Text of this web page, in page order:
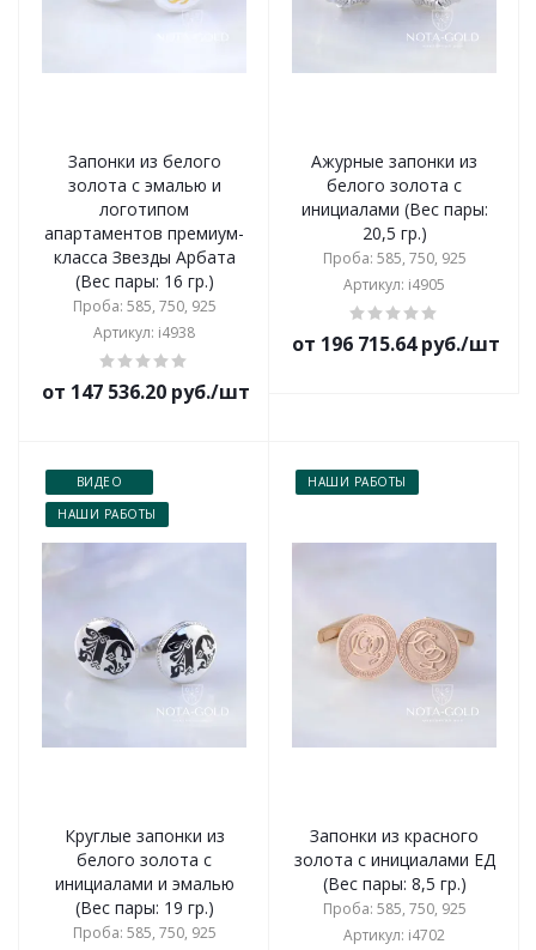
Запонки из белого
золота с эмалью и
логотипом
апартаментов премиум-
класса Звезды Арбата
(Вес пары: 16 гр.)
Проба: 585, 750, 925
Артикул: i4938
от 147 536.20 руб./шт
Ажурные запонки из
белого золота с
инициалами (Вес пары:
20,5 гр.)
Проба: 585, 750, 925
Артикул: i4905
от 196 715.64 руб./шт
ВИДЕО
НАШИ РАБОТЫ
Круглые запонки из
белого золота с
инициалами и эмалью
(Вес пары: 19 гр.)
Проба: 585, 750, 925
НАШИ РАБОТЫ
Запонки из красного
золота с инициалами ЕД
(Вес пары: 8,5 гр.)
Проба: 585, 750, 925
Артикул: i4702